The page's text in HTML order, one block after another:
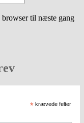
til næste gang
* krævede felter